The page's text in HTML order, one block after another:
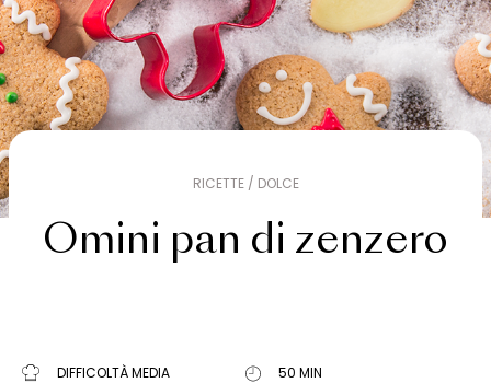
RICETTE / DOLCE
Omini pan di zenzero
DIFFICOLTÀ MEDIA 50 MIN